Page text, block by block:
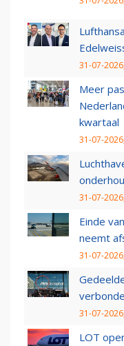
31-07-
Meer
kwartaal
31-07-
31-07-
Einde
neemt
31-07-
31-07-
LOT